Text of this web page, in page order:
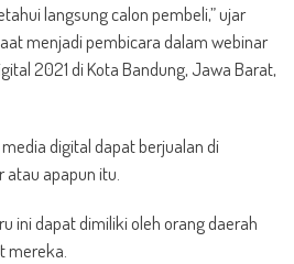
langsung calon pembeli,” ujar
menjadi pembicara dalam webinar
2021 di Kota Bandung, Jawa Barat,
digital dapat berjualan di
atau apapun itu.
ini dapat dimiliki oleh orang daerah
mereka.